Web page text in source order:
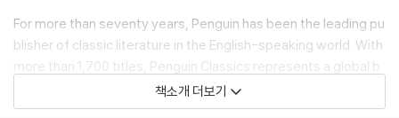
For more than seventy years, Penguin has been the leading pu
blisher of classic literature in the English-speaking world. With
more than 1,700 titles, Penguin Classics represents a global b
ookshelf of the best works throughout history and across ge
nres and disciplines. Readers trust the series to provide autho
책소개 더보기